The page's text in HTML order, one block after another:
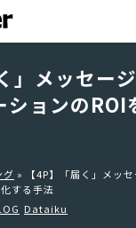
」メッセー
ションのROI
グ »
【4P】「届く」メッ
する手法
Dataiku